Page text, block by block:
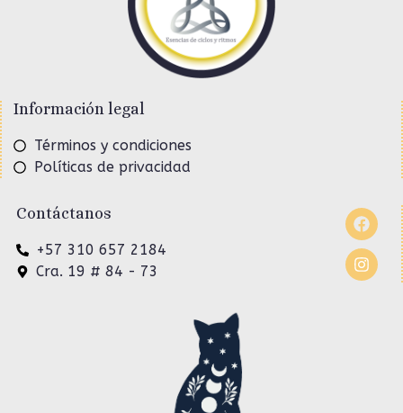
Información legal
Términos y condiciones
Políticas de privacidad
Contáctanos
+57 310 657 2184
Cra. 19 # 84 - 73